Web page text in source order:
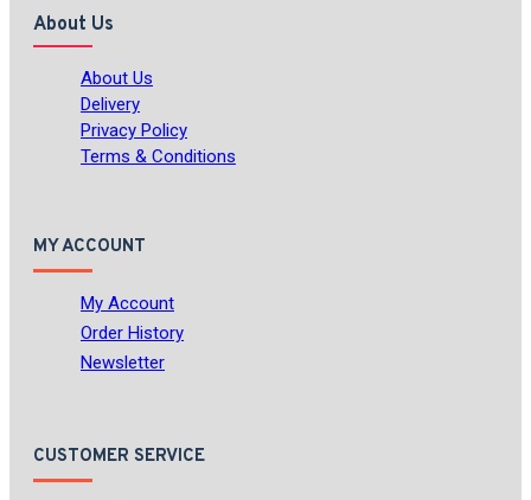
About Us
About Us
Delivery
Privacy Policy
Terms & Conditions
MY ACCOUNT
My Account
Order History
Newsletter
CUSTOMER SERVICE